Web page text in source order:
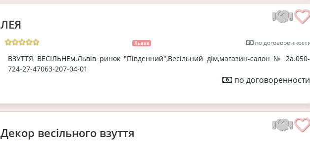
ЛЕЯ
Львов по
ВЗУТТЯ ВЕСІЛЬНЕм.Львів ринок "Південний",Весільний дім,магазин-салон № 2а.050-
724-27-47063-207-04-01
по договоренности
Декор весільного взуття